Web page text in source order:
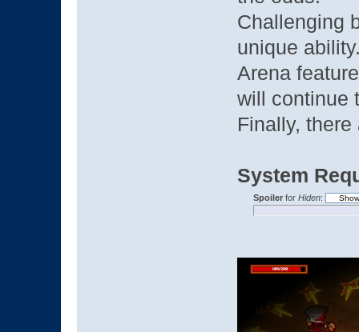
Challenging
unique
Arena
will continue
Finally,
System
Spoilerfor Hiden: